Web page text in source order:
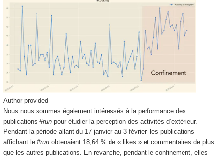
Author provided
Nous nous sommes également intéressés à la performance des
publications #runpour étudier la perception des activités d’extérieur.
Pendant la période allant du 17 janvier au 3 février, les publications
affichant le #runobtenaient 18,64 % de « likes » et commentaires de plus
que les autres publications. En revanche, pendant le confinement, elles